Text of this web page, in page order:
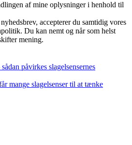
af mine oplysninger i henhold til
accepterer du samtidig vores
Du kan nemt og når som helst
mening.
påvirkes slagelsensernes
mange slagelsenser til at tænke